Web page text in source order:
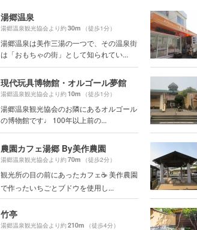
湯郷温泉
湯郷温泉観光協会より約30m （徒歩1分）
湯郷温泉は美作三湯の一つで、その温泉街
は「おもちゃの街」として知られてい...
現代玩具博物館・オルゴール夢館
湯郷温泉観光協会より約10m （徒歩1分）
湯郷温泉観光協会のお隣にあるオルゴール
の博物館です♩ 100年以上前の...
農園カフェ湯郷 By美作農園
湯郷温泉観光協会より約70m （徒歩2分）
観光所の目の前にあったカフェ☕️ 美作農園
で作ったいちごとブドウを使用し...
竹亭
湯郷温泉観光協会より約210m （徒歩4分）